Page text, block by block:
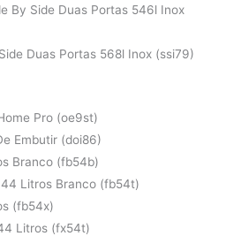
By Side Duas Portas 546l Inox
Duas Portas 568l Inox (ssi79)
Pro (oe9st)
Embutir (doi86)
Branco (fb54b)
Litros Branco (fb54t)
(fb54x)
Litros (fx54t)